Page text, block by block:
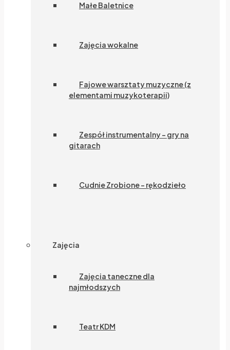
Małe Baletnice
Zajęcia wokalne
Fajowe warsztaty muzyczne (z
elementami muzykoterapii)
Zespół instrumentalny – gry na
gitarach
Cudnie Zrobione – rękodzieło
Zajęcia
Zajęcia taneczne dla
najmłodszych
Teatr KDM